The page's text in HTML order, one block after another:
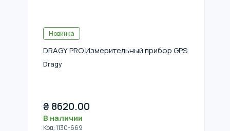
Новинка
DRAGY PRO Измерительный прибор GPS
Dragy
₴ 8620.00
В наличии
Код:1130-669